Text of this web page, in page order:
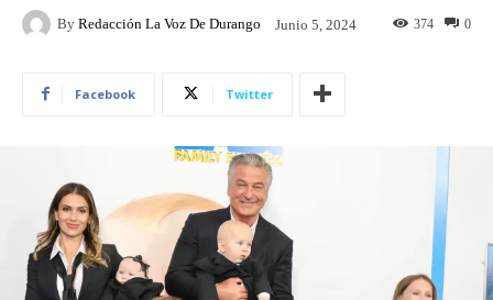
By Redacción La Voz De Durango Junio 5, 2024 0
374
Facebook Twitter